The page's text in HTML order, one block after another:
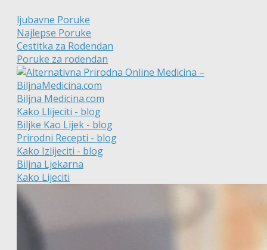
ljubavne Poruke
Najlepse Poruke
Cestitka za Rodendan
Poruke za rodendan
Biljna Medicina.com
Kako Llijeciti - blog
Biljke Kao Lijek - blog
Prirodni Recepti - blog
Kako Izlijeciti - blog
Biljna Ljekarna
Kako Lijeciti